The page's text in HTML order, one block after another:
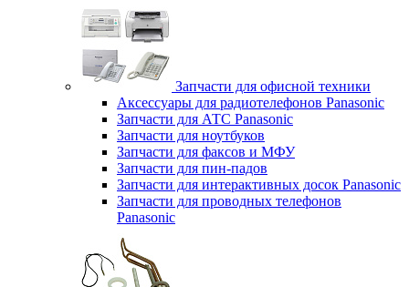
Запчасти для офисной техники
Аксессуары для радиотелефонов Panasonic
Запчасти для АТС Panasonic
Запчасти для ноутбуков
Запчасти для факсов и МФУ
Запчасти для пин-падов
Запчасти для интерактивных досок Panasonic
Запчасти для проводных телефонов
Panasonic